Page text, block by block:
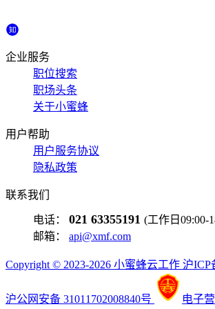
企业服务
职位搜索
职场头条
关于小蜜蜂
用户帮助
用户服务协议
隐私政策
联系我们
电话： 021 63355191 (工作日09:00-
邮箱： api@xmf.com
Copyright © 2023-2026 小蜜蜂云工作 沪ICP
沪公网安备 31011702008840号 电子